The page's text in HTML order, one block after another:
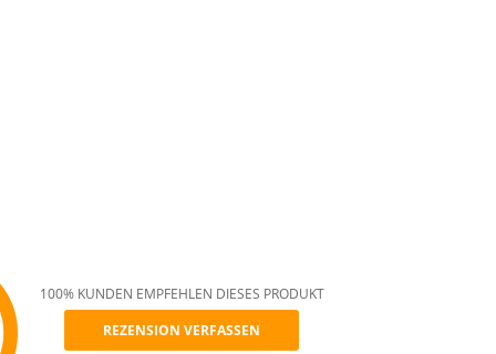
100% KUNDEN EMPFEHLEN DIESES PRODUKT
REZENSION VERFASSEN